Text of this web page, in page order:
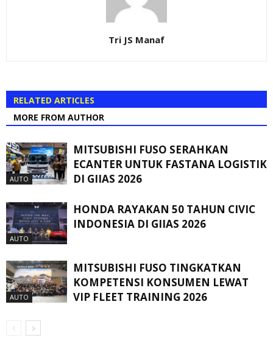
Tri JS Manaf
RELATED ARTICLES
MORE FROM AUTHOR
AUTO
MITSUBISHI FUSO SERAHKAN
ECANTER UNTUK FASTANA LOGISTIK
DI GIIAS 2026
AUTO
HONDA RAYAKAN 50 TAHUN CIVIC
INDONESIA DI GIIAS 2026
AUTO
MITSUBISHI FUSO TINGKATKAN
KOMPETENSI KONSUMEN LEWAT
VIP FLEET TRAINING 2026